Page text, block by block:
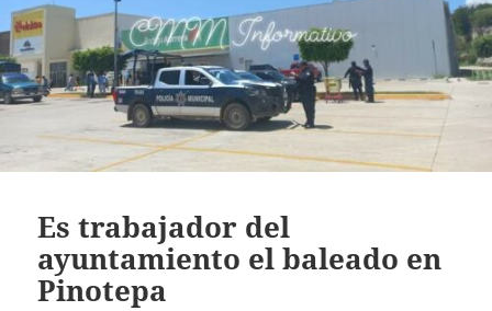
Es trabajador del
ayuntamiento el baleado en
Pinotepa